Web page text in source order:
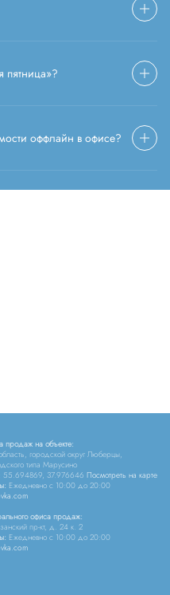
пятница»?
оффлайн в офисе?
продаж на объекте:
городской округ Люберцы,
типа Марусино
55.694869, 37.976646 Посмотреть на карте
Ежедневно c 10:00 до 20:00
офиса продаж:
пр-кт, д. 24 к. 2
Ежедневно c 10:00 до 20:00